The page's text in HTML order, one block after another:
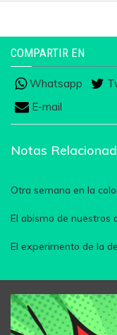
COMPARTIR EN
Whatsapp
E-mail
Notas
Otra semana en la
El abismo de nuestros
El experimento de la